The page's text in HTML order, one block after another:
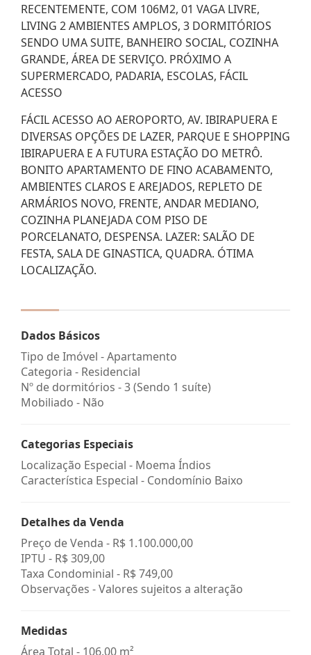
RECENTEMENTE, COM 106M2, 01 VAGA LIVRE,
LIVING 2 AMBIENTES AMPLOS, 3 DORMITÓRIOS
SENDO UMA SUITE, BANHEIRO SOCIAL, COZINHA
GRANDE, ÁREA DE SERVIÇO. PRÓXIMO A
SUPERMERCADO, PADARIA, ESCOLAS, FÁCIL
ACESSO
FÁCIL ACESSO AO AEROPORTO, AV. IBIRAPUERA E
DIVERSAS OPÇÕES DE LAZER, PARQUE E SHOPPING
IBIRAPUERA E A FUTURA ESTAÇÃO DO METRÔ.
BONITO APARTAMENTO DE FINO ACABAMENTO,
AMBIENTES CLAROS E AREJADOS, REPLETO DE
ARMÁRIOS NOVO, FRENTE, ANDAR MEDIANO,
COZINHA PLANEJADA COM PISO DE
PORCELANATO, DESPENSA. LAZER: SALÃO DE
FESTA, SALA DE GINASTICA, QUADRA. ÓTIMA
LOCALIZAÇÃO.
Dados Básicos
Tipo de Imóvel - Apartamento
Categoria - Residencial
Nº de dormitórios - 3 (Sendo 1 suíte)
Mobiliado - Não
Categorias Especiais
Localização Especial - Moema Índios
Característica Especial - Condomínio Baixo
Detalhes da Venda
Preço de Venda - R$ 1.100.000,00
IPTU - R$ 309,00
Taxa Condominial - R$ 749,00
Observações - Valores sujeitos a alteração
Medidas
Área Total - 106,00 m²